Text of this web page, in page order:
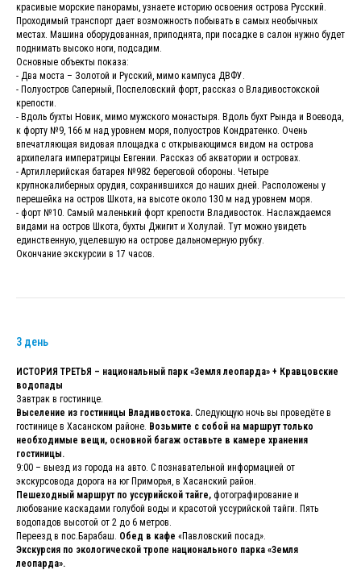
красивые морские панорамы, узнаете историю освоения острова Русский.
Проходимый транспорт дает возможность побывать в самых необычных
местах. Машина оборудованная, приподнята, при посадке в салон нужно будет
поднимать высоко ноги, подсадим.
Основные объекты показа:
- Два моста – Золотой и Русский, мимо кампуса ДВФУ.
- Полуостров Саперный, Поспеловский форт, рассказ о Владивостокской
крепости.
- Вдоль бухты Новик, мимо мужского монастыря. Вдоль бухт Рында и Воевода,
к форту №9, 166 м над уровнем моря, полуостров Кондратенко. Очень
впечатляющая видовая площадка с открывающимся видом на острова
архипелага императрицы Евгении. Рассказ об акватории и островах.
- Артиллерийская батарея №982 береговой обороны. Четыре
крупнокалиберных орудия, сохранившихся до наших дней. Расположены у
перешейка на остров Шкота, на высоте около 130 м над уровнем моря.
- форт №10. Самый маленький форт крепости Владивосток. Наслаждаемся
видами на остров Шкота, бухты Джигит и Холулай. Тут можно увидеть
единственную, уцелевшую на острове дальномерную рубку.
Окончание экскурсии в 17 часов.
3 день
ИСТОРИЯ ТРЕТЬЯ – национальный парк «Земля леопарда» + Кравцовские
водопады
Завтрак в гостинице.
Выселение из гостиницы Владивостока. Следующую ночь вы проведёте в
гостинице в Хасанском районе. Возьмите с собой на маршрут только
необходимые вещи, основной багаж оставьте в камере хранения
гостиницы.
9:00 – выезд из города на авто. С познавательной информацией от
экскурсовода дорога на юг Приморья, в Хасанский район.
Пешеходный маршрут по уссурийской тайге, фотографирование и
любование каскадами голубой воды и красотой уссурийской тайги. Пять
водопадов высотой от 2 до 6 метров.
Переезд в пос.Барабаш. Обед в кафе «Павловский посад».
Экскурсия по экологической тропе национального парка «Земля
леопарда».